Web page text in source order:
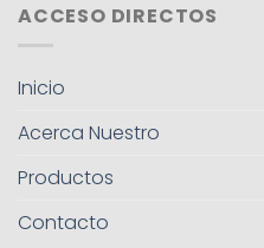
ACCESO DIRECTOS
Inicio
Acerca Nuestro
Productos
Contacto